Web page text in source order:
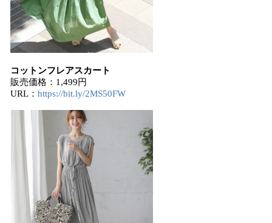
コットンフレアスカート
販売価格：1,499円
URL： https://bit.ly/2MS50FW